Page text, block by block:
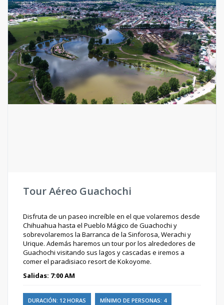
Tour Aéreo Guachochi
Disfruta de un paseo increíble en el que volaremos desde
Chihuahua hasta el Pueblo Mágico de Guachochi y
sobrevolaremos la Barranca de la Sinforosa, Werachi y
Urique. Además haremos un tour por los alrededores de
Guachochi visitando sus lagos y cascadas e iremos a
comer el paradisiaco resort de Kokoyome.
Salidas: 7:00 AM
DURACIÓN: 12 HORAS MÍNIMO DE PERSONAS: 4